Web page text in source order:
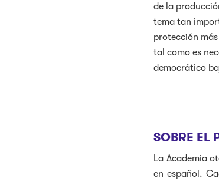
de la
tema tan
protección
tal como es
democrático
SOBRE EL
La Academia
en español.